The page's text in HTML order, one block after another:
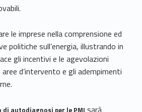
le imprese nella comprensione ed
politiche sull’energia, illustrando in
gli incentivi e le agevolazioni
d’intervento e gli adempimenti
autodiagnosi per le PMI sarà